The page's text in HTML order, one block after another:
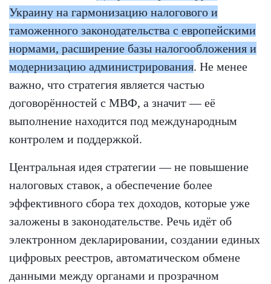
Украину на гармонизацию налогового и
таможенного законодательства с европейскими
нормами, расширение базы налогообложения и
модернизацию администрирования. Не менее
важно, что стратегия является частью
договорённостей с МВФ, а значит — её
выполнение находится под международным
контролем и поддержкой.
Центральная идея стратегии — не повышение
налоговых ставок, а обеспечение более
эффективного сбора тех доходов, которые уже
заложены в законодательстве. Речь идёт об
электронном декларировании, создании единых
цифровых реестров, автоматическом обмене
данными между органами и прозрачном